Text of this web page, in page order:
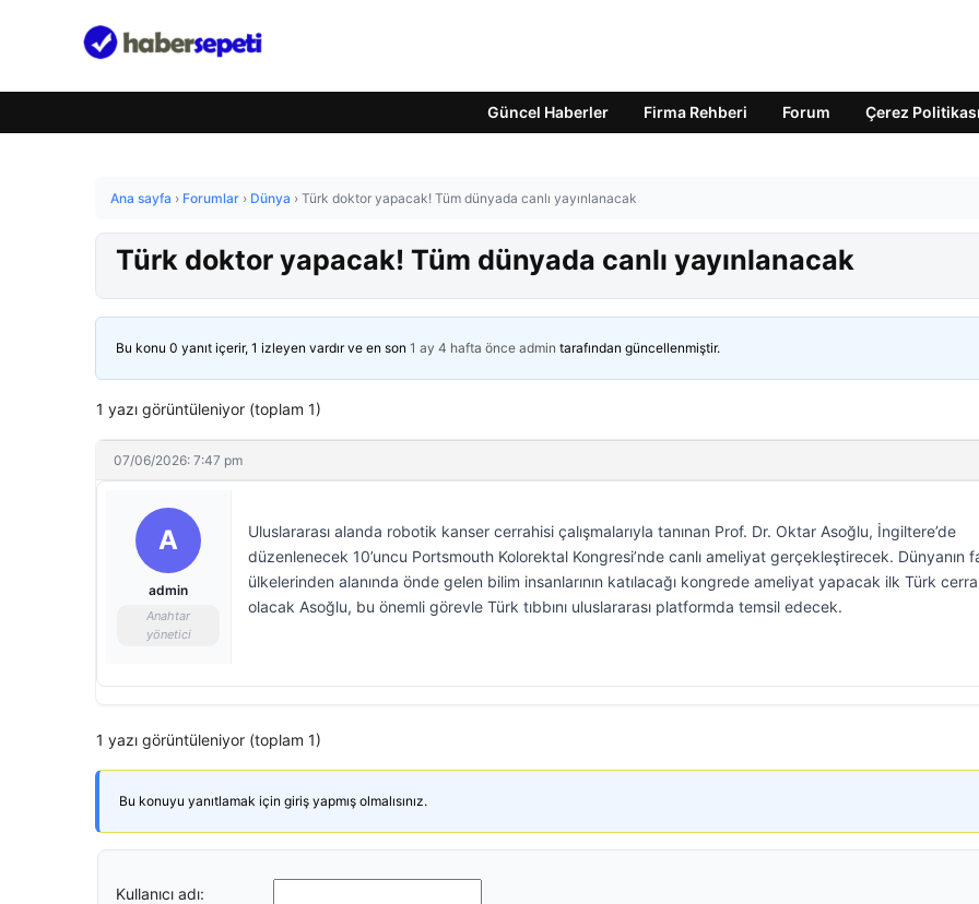
Güncel Haberler Firma Rehberi Forum Çerez Politikası
Ana sayfa › Forumlar › Dünya › Türk doktor yapacak! Tüm dünyada canlı yayınlanacak
Türk doktor yapacak! Tüm dünyada canlı yayınlanacak
Bu konu 0 yanıt içerir, 1 izleyen vardır ve en son 1 ay 4 hafta önce admin tarafından güncellenmiştir.
1 yazı görüntüleniyor (toplam 1)
07/06/2026: 7:47 pm
A
admin
Anahtar
yönetici
Uluslararası alanda robotik kanser cerrahisi çalışmalarıyla tanınan Prof. Dr. Oktar Asoğlu, İngiltere’de
düzenlenecek 10’uncu Portsmouth Kolorektal Kongresi’nde canlı ameliyat gerçekleştirecek. Dünyanın
ülkelerinden alanında önde gelen bilim insanlarının katılacağı kongrede ameliyat yapacak ilk Türk
olacak Asoğlu, bu önemli görevle Türk tıbbını uluslararası platformda temsil edecek.
1 yazı görüntüleniyor (toplam 1)
Bu konuyu yanıtlamak için giriş yapmış olmalısınız.
Kullanıcı adı: